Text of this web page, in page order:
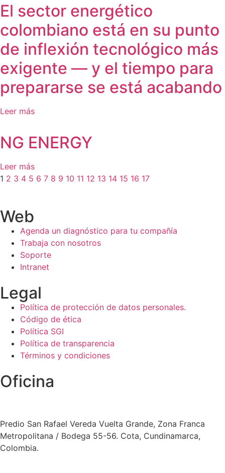
El sector energético
colombiano está en su punto
de inflexión tecnológico más
exigente — y el tiempo para
prepararse se está acabando
Leer más
NG ENERGY
Leer más
1 2 3 4 5 6 7 8 9 10 11 12 13 14 15 16 17
Web
Agenda un diagnóstico para tu compañía
Trabaja con nosotros
Soporte
Intranet
Legal
Política de protección de datos personales.
Código de ética
Política SGI
Política de transparencia
Términos y condiciones
Oficina
Predio San Rafael Vereda Vuelta Grande, Zona Franca
Metropolitana / Bodega 55-56. Cota, Cundinamarca,
Colombia.